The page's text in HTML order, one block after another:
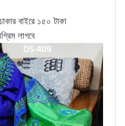
বাইরে ১৫০ টাকা
লাগবে